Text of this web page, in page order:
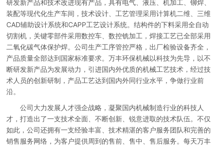
研发新产品和技术改进现有产品，具有电气、液压、机加工、铆焊、
装配等现代化生产车间，技术设计、工艺管理采用计算机二维、三维
CAD辅助设计系统和CAPP工艺设计系统。结构件的下料采用全自动
切割机，关键零部件采用数控车、数控铣加工，焊接工艺已全部采用
二氧化碳气体保护焊。公司生产工序管控严格，出厂检验设备齐全，
产品质量全部达到国家标准要求。万丰环保机械以科技为先导，以不
断研发新产品为发展动力，引进国内外优质的机械工艺技术，经过技
术人员的创新研制，产品工艺达到国内外同行业水平，争做行业前
沿。
公司大力发展人才强企战略，凝聚国内机械制造行业的科技人
才，打造出了一支技术全面、不断创新、锐意进取的技术队伍。不仅
如此，公司还拥有一支经验丰富、技术精湛的客户服务团队和完善的
销售服务网络，为客户提供周到的售前、售中、售后服务。每天万丰